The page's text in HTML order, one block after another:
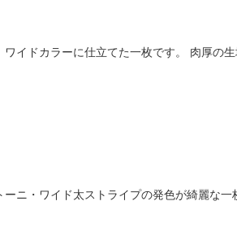
イドカラーに仕立てた一枚です。 肉厚の
ニ・ワイド太ストライプの発色が綺麗な